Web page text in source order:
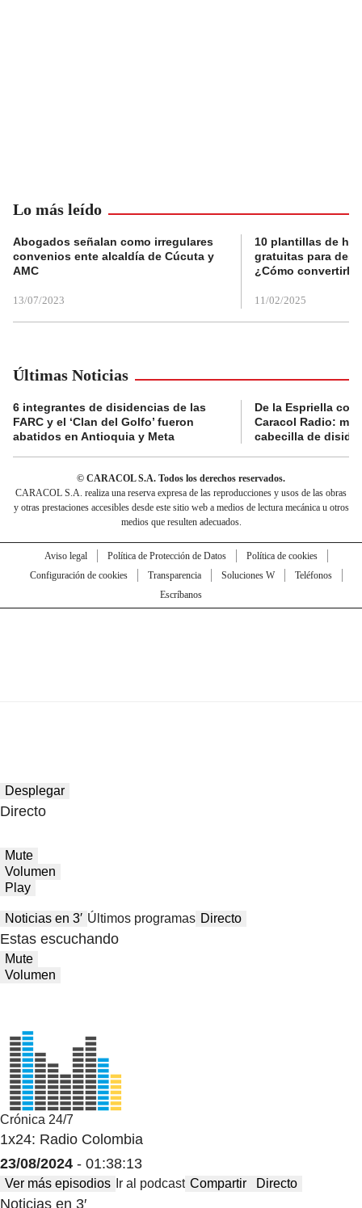
Lo más leído
Abogados señalan como irregulares
convenios ente alcaldía de Cúcuta y
AMC
13/07/2023
10 plantillas de
gratuitas para
¿Cómo convertirla
11/02/2025
Últimas Noticias
6 integrantes de disidencias de las
FARC y el ‘Clan del Golfo’ fueron
abatidos en Antioquia y Meta
De la Espriella
Caracol Radio:
cabecilla de
© CARACOL S.A. Todos los derechos reservados.
CARACOL S.A. realiza una reserva expresa de las reproducciones y usos de las obras
y otras prestaciones accesibles desde este sitio web a medios de lectura mecánica u otros
medios que resulten adecuados.
Aviso legal Política de Protección de Datos
Política de cookies
Configuración de cookies
Transparencia Soluciones W
Teléfonos
Escríbanos
Desplegar
Directo
Mute
Volumen
Play
Noticias en 3′ Últimos programas Directo
Estas escuchando
Mute
Volumen
Crónica 24/7
1x24: Radio Colombia
23/08/2024 - 01:38:13
Ver más episodios Ir al podcast Compartir Directo
Noticias en 3′